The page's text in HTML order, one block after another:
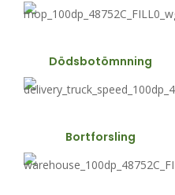
Dödsbotömnning
Bortforsling